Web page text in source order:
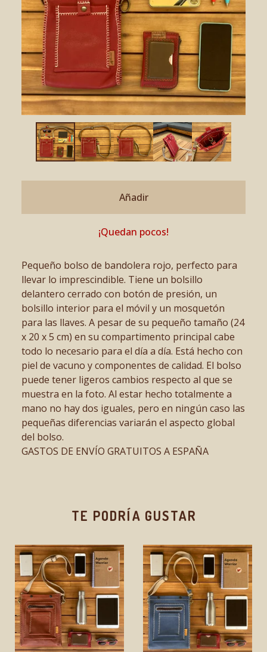
Añadir
¡Quedan pocos!
Pequeño bolso de bandolera rojo, perfecto para
llevar lo imprescindible. Tiene un bolsillo
delantero cerrado con botón de presión, un
bolsillo interior para el móvil y un mosquetón
para las llaves. A pesar de su pequeño tamaño (24
x 20 x 5 cm) en su compartimento principal cabe
todo lo necesario para el día a día. Está hecho con
piel de vacuno y componentes de calidad. El bolso
puede tener ligeros cambios respecto al que se
muestra en la foto. Al estar hecho totalmente a
mano no hay dos iguales, pero en ningún caso las
pequeñas diferencias variarán el aspecto global
del bolso.
GASTOS DE ENVÍO GRATUITOS A ESPAÑA
TE PODRÍA GUSTAR